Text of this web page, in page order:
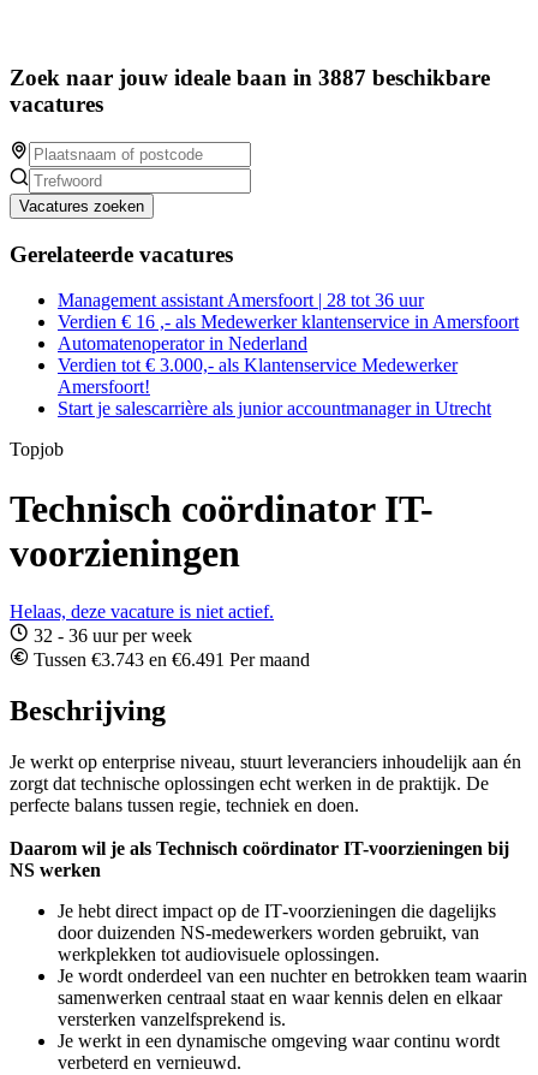
Zoek naar jouw ideale baan in 3887 beschikbare
vacatures
Vacatures zoeken
Gerelateerde vacatures
Management assistant Amersfoort | 28 tot 36 uur
Verdien € 16 ,- als Medewerker klantenservice in Amersfoort
Automatenoperator in Nederland
Verdien tot € 3.000,- als Klantenservice Medewerker
Amersfoort!
Start je salescarrière als junior accountmanager in Utrecht
Topjob
Technisch coördinator IT-
voorzieningen
Helaas, deze vacature is niet actief.
32 - 36 uur per week
Tussen €3.743 en €6.491 Per maand
Beschrijving
Je werkt op enterprise niveau, stuurt leveranciers inhoudelijk aan én
zorgt dat technische oplossingen echt werken in de praktijk. De
perfecte balans tussen regie, techniek en doen.
Daarom wil je als Technisch coördinator IT-voorzieningen bij
NS werken
Je hebt direct impact op de IT‑voorzieningen die dagelijks
door duizenden NS‑medewerkers worden gebruikt, van
werkplekken tot audiovisuele oplossingen.
Je wordt onderdeel van een nuchter en betrokken team waarin
samenwerken centraal staat en waar kennis delen en elkaar
versterken vanzelfsprekend is.
Je werkt in een dynamische omgeving waar continu wordt
verbeterd en vernieuwd.